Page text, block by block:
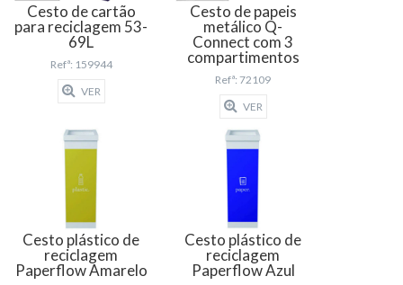
Cesto de cartão
para reciclagem 53-
69L
Refª: 159944
VER
Cesto de papeis
metálico Q-
Connect com 3
compartimentos
Refª: 72109
VER
Cesto plástico de
reciclagem
Paperflow Amarelo
Cesto plástico de
reciclagem
Paperflow Azul